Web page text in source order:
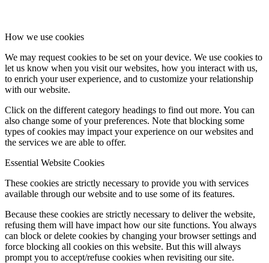
How we use cookies
We may request cookies to be set on your device. We use cookies to
let us know when you visit our websites, how you interact with us,
to enrich your user experience, and to customize your relationship
with our website.
Click on the different category headings to find out more. You can
also change some of your preferences. Note that blocking some
types of cookies may impact your experience on our websites and
the services we are able to offer.
Essential Website Cookies
These cookies are strictly necessary to provide you with services
available through our website and to use some of its features.
Because these cookies are strictly necessary to deliver the website,
refusing them will have impact how our site functions. You always
can block or delete cookies by changing your browser settings and
force blocking all cookies on this website. But this will always
prompt you to accept/refuse cookies when revisiting our site.